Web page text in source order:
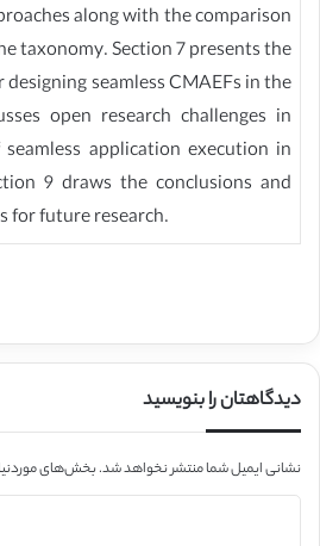
along with the comparison
taxonomy. Section 7 presents the
seamless CMAEFs in the
open research challenges in
application execution in
9 draws the conclusions and
for future research.
دیدگاهتان را بنویسید
نشانی ایمیل شما منتشر نخواهد شد.بخش‌های